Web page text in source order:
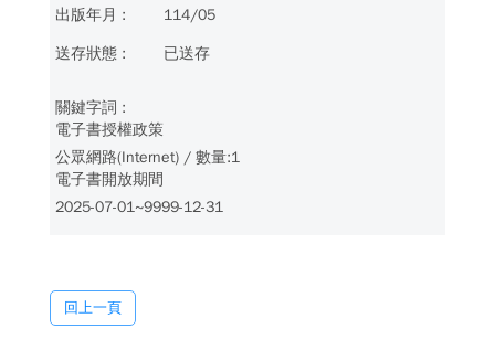
114/05
已送存
電子書授權政策
公眾網路(Internet) / 數量:1
電子書開放期間
2025-07-01~9999-12-31
回上一頁